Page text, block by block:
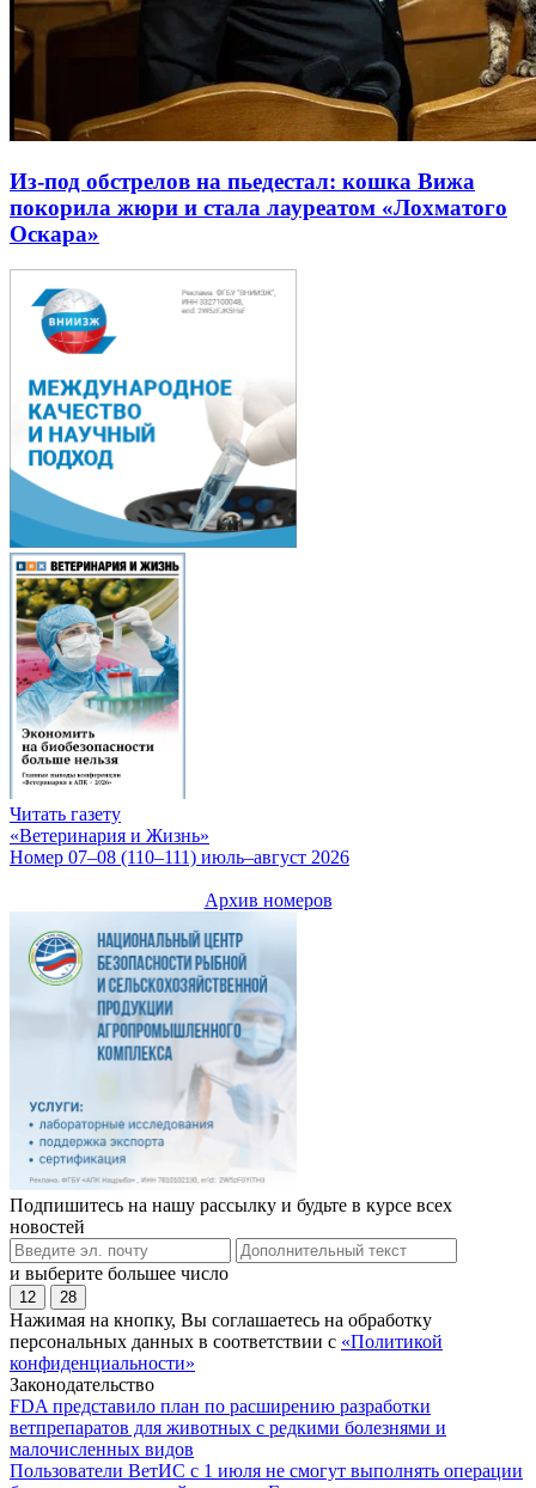
Из-под обстрелов на пьедестал: кошка Вижа
покорила жюри и стала лауреатом «Лохматого
Оскара»
Читать газету
«Ветеринария и Жизнь»
Номер 07–08 (110–111) июль–август 2026
Архив номеров
Подпишитесь на нашу рассылку и будьте в курсе всех
новостей
и выберите большее число
12 28
Нажимая на кнопку, Вы соглашаетесь на обработку
персональных данных в соответствии с «Политикой
конфиденциальности»
Законодательство
FDA представило план по расширению разработки
ветпрепаратов для животных с редкими болезнями и
малочисленных видов
Пользователи ВетИС с 1 июля не смогут выполнять операции